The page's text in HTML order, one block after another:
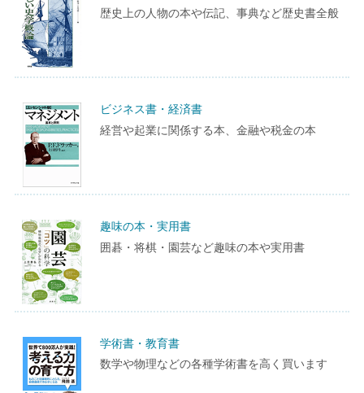
歴史上の人物の本や伝記、事典など歴史書全般
ビジネス書・経済書
経営や起業に関係する本、金融や税金の本
趣味の本・実用書
囲碁・将棋・園芸など趣味の本や実用書
学術書・教育書
数学や物理などの各種学術書を高く買います